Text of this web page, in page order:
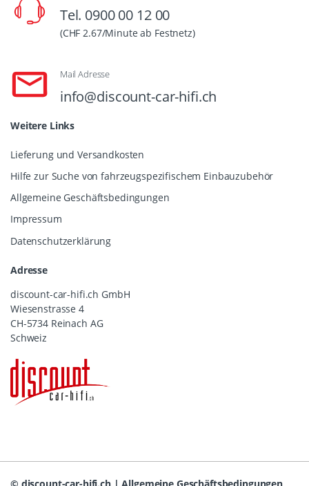
Tel. 0900 00 12 00
(CHF 2.67/Minute ab Festnetz)
Mail Adresse
info@discount-car-hifi.ch
Weitere Links
Lieferung und Versandkosten
Hilfe zur Suche von fahrzeugspezifischem Einbauzubehör
Allgemeine Geschäftsbedingungen
Impressum
Datenschutzerklärung
Adresse
discount-car-hifi.ch GmbH
Wiesenstrasse 4
CH-5734 Reinach AG
Schweiz